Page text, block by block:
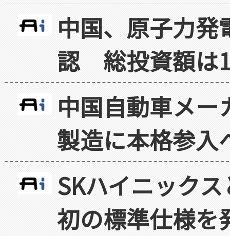
中国、原子力
認 総投資額は
中国自動車メ
製造に本格参入
SKハイニック
初の標準仕様を